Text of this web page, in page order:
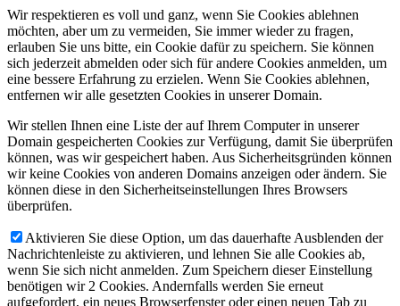
Wir respektieren es voll und ganz, wenn Sie Cookies ablehnen
möchten, aber um zu vermeiden, Sie immer wieder zu fragen,
erlauben Sie uns bitte, ein Cookie dafür zu speichern. Sie können
sich jederzeit abmelden oder sich für andere Cookies anmelden, um
eine bessere Erfahrung zu erzielen. Wenn Sie Cookies ablehnen,
entfernen wir alle gesetzten Cookies in unserer Domain.
Wir stellen Ihnen eine Liste der auf Ihrem Computer in unserer
Domain gespeicherten Cookies zur Verfügung, damit Sie überprüfen
können, was wir gespeichert haben. Aus Sicherheitsgründen können
wir keine Cookies von anderen Domains anzeigen oder ändern. Sie
können diese in den Sicherheitseinstellungen Ihres Browsers
überprüfen.
Aktivieren Sie diese Option, um das dauerhafte Ausblenden der
Nachrichtenleiste zu aktivieren, und lehnen Sie alle Cookies ab,
wenn Sie sich nicht anmelden. Zum Speichern dieser Einstellung
benötigen wir 2 Cookies. Andernfalls werden Sie erneut
aufgefordert, ein neues Browserfenster oder einen neuen Tab zu